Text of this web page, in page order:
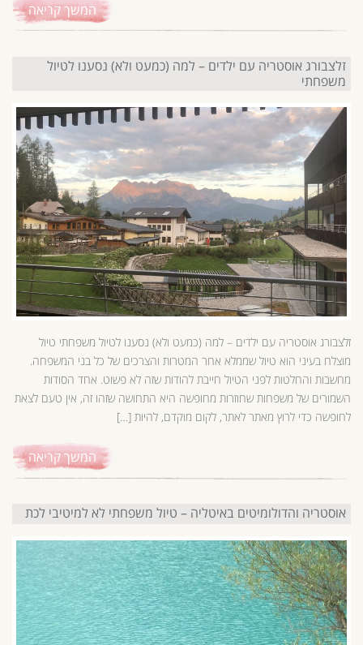
המשך קריאה
זלצבורג אוסטריה עם ילדים – למה (כמעט ולא) נסענו לטיול
משפחתי
זלצבורג אוסטריה עם ילדים – למה (כמעט ולא) נסענו לטיול משפחתי טיול
מוצלח בעיני הוא טיול שממלא אחר המטרות והצרכים של כל בני המשפחה.
מחשבות והחלטות לפני הטיול חייבת להודות שזה לא פשוט. אחד הסודות
השמורים של משפחות שחוזרות מחופשה היא התחושה שזהו זה, אין טעם לצאת
לחופשה כדי לרוץ מאתר לאתר, לקום מוקדם, להיות […]
המשך קריאה
אוסטריה והדולומיטים באיטליה – טיול משפחתי לא למיטיבי לכת